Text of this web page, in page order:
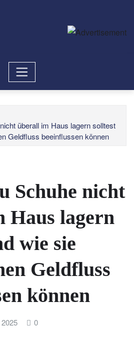
überall im Haus lagern solltest
Geldfluss beeinflussen können
Schuhe nicht
Haus lagern
wie sie
Geldfluss
können
0